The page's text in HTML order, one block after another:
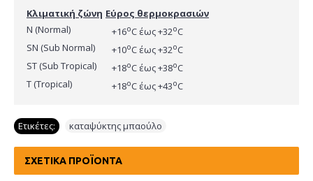
Κλιματική ζώνη Εύρος θερμοκρασιών
Ν (Normal)
+16oC έως +32oC
SN (Sub Normal)
+10oC έως +32oC
ST (Sub Tropical)
+18oC έως +38oC
T (Tropical)
+18oC έως +43oC
Ετικέτες: καταψύκτης μπαούλο
ΣΧΕΤΙΚΆ ΠΡΟΪΌΝΤΑ